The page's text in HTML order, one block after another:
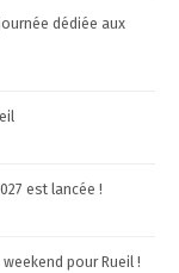
dédiée aux
est lancée !
pour Rueil !